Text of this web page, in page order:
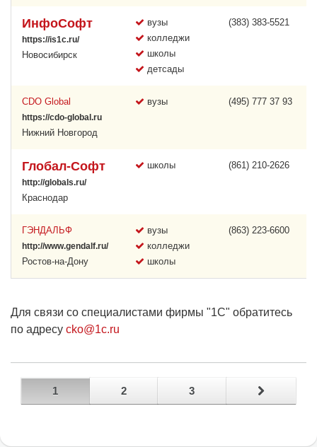
ИнфоСофт
https://is1c.ru/
Новосибирск
вузы
колледжи
школы
детсады
(383) 383-5521
CDO Global
https://cdo-global.ru
Нижний Новгород
вузы (495) 777 37 93
Глобал-Софт
http://globals.ru/
Краснодар
школы (861) 210-2626
ГЭНДАЛЬФ
http://www.gendalf.ru/
Ростов-на-Дону
вузы
колледжи
школы
(863) 223-6600
Для связи со специалистами фирмы "1С" обратитесь
по адресу cko@1c.ru
1 2 3